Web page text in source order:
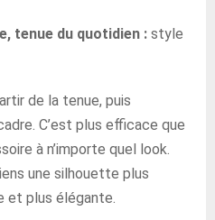
tenue du quotidien : style
de la tenue, puis
C’est plus efficace que
à n’importe quel look.
une silhouette plus
et plus élégante.